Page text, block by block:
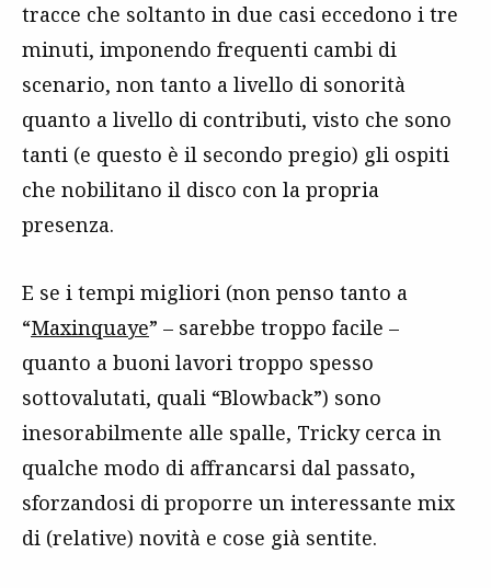
tracce che soltanto in due casi eccedono i tre
minuti, imponendo frequenti cambi di
scenario, non tanto a livello di sonorità
quanto a livello di contributi, visto che sono
tanti (e questo è il secondo pregio) gli ospiti
che nobilitano il disco con la propria
presenza.
E se i tempi migliori (non penso tanto a
“Maxinquaye” – sarebbe troppo facile –
quanto a buoni lavori troppo spesso
sottovalutati, quali “Blowback”) sono
inesorabilmente alle spalle, Tricky cerca in
qualche modo di affrancarsi dal passato,
sforzandosi di proporre un interessante mix
di (relative) novità e cose già sentite.